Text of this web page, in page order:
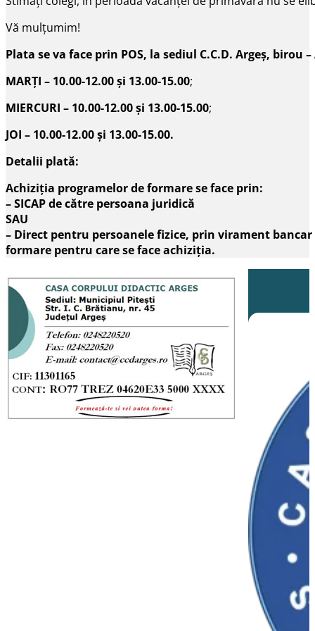
Vă mulțumim!
Plata se va face prin POS, la sediul C.C.D. Argeș,
MARȚI – 10.00-12.00 și 13.00-15.00;
MIERCURI – 10.00-12.00 și 13.00-15.00;
JOI – 10.00-12.00 și 13.00-15.00.
Detalii plată:
Achiziţia programelor de formare se face prin:
– SICAP de către persoana juridică
SAU
– Direct pentru persoanele fizice, prin virament
formare pentru care se face achiziţia.